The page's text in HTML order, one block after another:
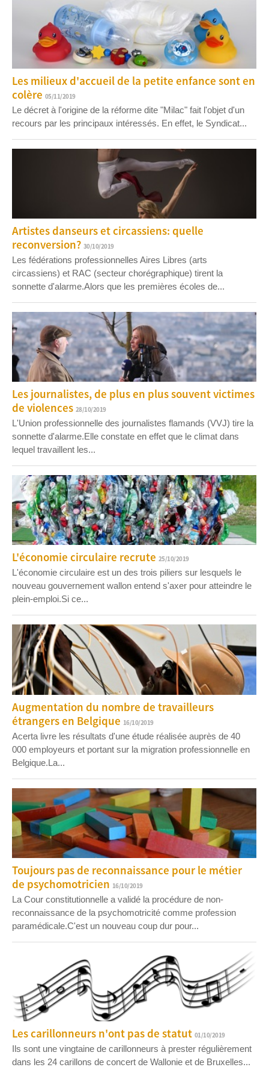
Les milieux d'accueil de la petite enfance sont en
colère 05/11/2019
Le décret à l'origine de la réforme dite "Milac" fait l'objet d'un
recours par les principaux intéressés. En effet, le Syndicat...
Artistes danseurs et circassiens: quelle
reconversion? 30/10/2019
Les fédérations professionnelles Aires Libres (arts
circassiens) et RAC (secteur chorégraphique) tirent la
sonnette d'alarme.Alors que les premières écoles de...
Les journalistes, de plus en plus souvent victimes
de violences 28/10/2019
L'Union professionnelle des journalistes flamands (VVJ) tire la
sonnette d'alarme.Elle constate en effet que le climat dans
lequel travaillent les...
L'économie circulaire recrute 25/10/2019
L'économie circulaire est un des trois piliers sur lesquels le
nouveau gouvernement wallon entend s'axer pour atteindre le
plein-emploi.Si ce...
Augmentation du nombre de travailleurs
étrangers en Belgique 16/10/2019
Acerta livre les résultats d'une étude réalisée auprès de 40
000 employeurs et portant sur la migration professionnelle en
Belgique.La...
Toujours pas de reconnaissance pour le métier
de psychomotricien 16/10/2019
La Cour constitutionnelle a validé la procédure de non-
reconnaissance de la psychomotricité comme profession
paramédicale.C'est un nouveau coup dur pour...
Les carillonneurs n'ont pas de statut 01/10/2019
Ils sont une vingtaine de carillonneurs à prester régulièrement
dans les 24 carillons de concert de Wallonie et de Bruxelles...